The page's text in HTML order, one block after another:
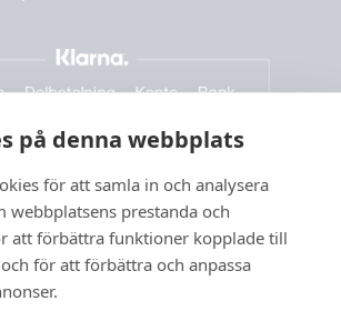
på denna webbplats
för att samla in och analysera
webbplatsens prestanda och
att förbättra funktioner kopplade till
för att förbättra och anpassa